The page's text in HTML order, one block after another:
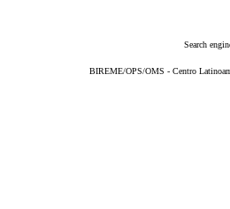
Search
BIREME/OPS/OMS - Centro